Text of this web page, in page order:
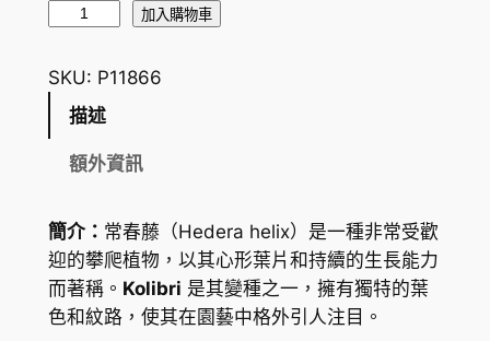
藤
K
r
i
(
H
加入購物車
SKU: P11866
描述
額外資訊
簡介： 常春藤（Hedera helix）是一種非常受歡
迎的攀爬植物，以其心形葉片和持續的生長能力
而著稱。 Kolibri 是其變種之一，擁有獨特的葉
色和紋路，使其在園藝中格外引人注目。